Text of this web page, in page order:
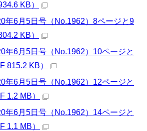
KB）
年6月5日号（No.1962）8ページと9
KB）
年6月5日号（No.1962）10ページと
815.2 KB）
年6月5日号（No.1962）12ページと
1.2 MB）
年6月5日号（No.1962）14ページと
1.1 MB）